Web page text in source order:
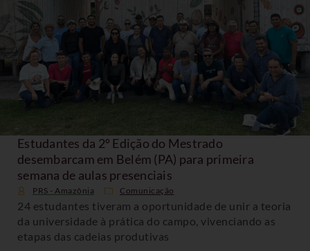
Estudantes da 2º Edição do Mestrado
desembarcam em Belém (PA) para primeira
semana de aulas presenciais
PRS - Amazônia Comunicação
24 estudantes tiveram a oportunidade de unir a teoria
da universidade à prática do campo, vivenciando as
etapas das cadeias produtivas